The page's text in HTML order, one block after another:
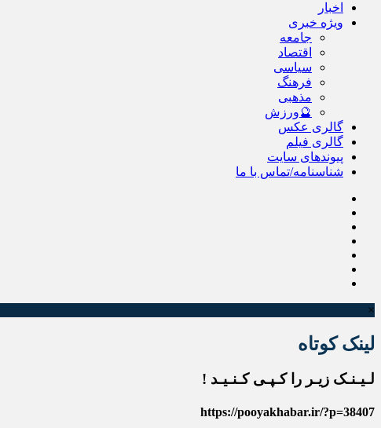
اخبار
ویژه خبری
جامعه
اقتصاد
سیاسی
فرهنگ
مذهبی
🔮ورزش
گالری عکس
گالری فیلم
پیوندهای سایت
شناسنامه/تماس با ما
×
لینک کوتاه
لـیـنـک زیـر را کـپـی کـنـیـد !
https://pooyakhabar.ir/?p=38407